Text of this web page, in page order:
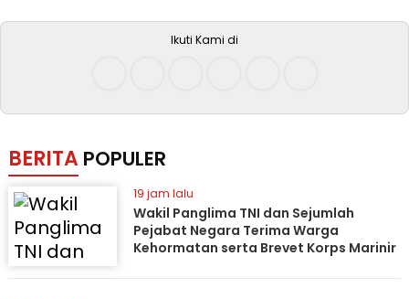
Ikuti Kami di
BERITA POPULER
19 jam lalu
Wakil Panglima TNI dan Sejumlah
Pejabat Negara Terima Warga
Kehormatan serta Brevet Korps Marinir